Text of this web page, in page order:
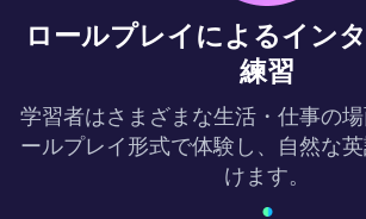
ロールプレイによるイン
練習
学習者はさまざまな生活・仕事の
ールプレイ形式で体験し、自然な
けます。